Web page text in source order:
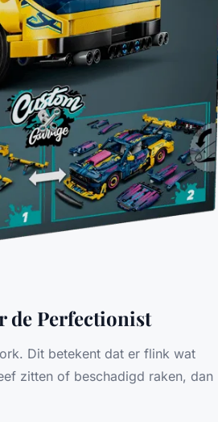
de Perfectionist
Dit betekent dat er flink wat
zitten of beschadigd raken, dan